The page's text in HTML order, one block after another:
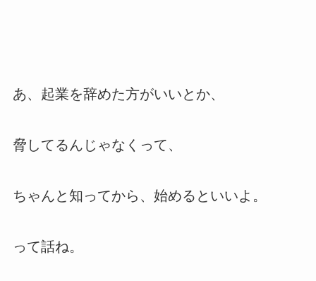
あ、起業を辞めた方がいいとか、
脅してるんじゃなくって、
ちゃんと知ってから、始めるといいよ。
って話ね。